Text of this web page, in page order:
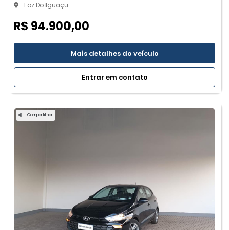
Foz Do Iguaçu
R$ 94.900,00
Mais detalhes do veículo
Entrar em contato
Compartilhar